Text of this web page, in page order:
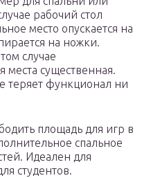
рабочий стол
место опускается на
на ножки.
случае
места существенная.
теряет функционал ни
площадь для игр в
спальное
Идеален для
студентов.